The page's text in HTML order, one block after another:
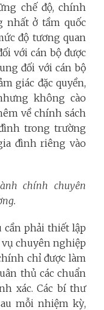
chế độ, chính
nhất ở tầm quốc
độ tương quan
với cán bộ được
đối với cán bộ
giác đặc quyền,
không cào
về chính sách
trong trường
đình riêng vào
chính chuyên
cần phải thiết lập
chuyên nghiệp
chỉ được làm
thủ các chuẩn
xác. Các bí thư
mỗi nhiệm kỳ,